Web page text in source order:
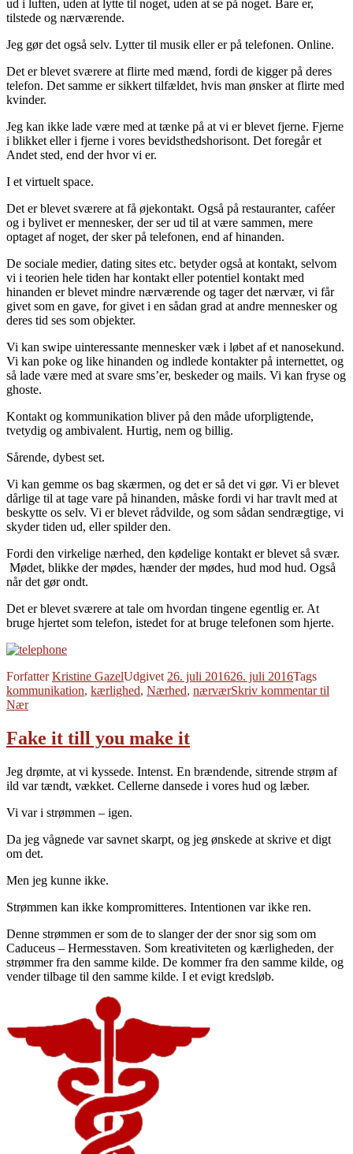
ud i luften, uden at lytte til noget, uden at se på noget. Bare er,
tilstede og nærværende.
Jeg gør det også selv. Lytter til musik eller er på telefonen. Online.
Det er blevet sværere at flirte med mænd, fordi de kigger på deres
telefon. Det samme er sikkert tilfældet, hvis man ønsker at flirte med
kvinder.
Jeg kan ikke lade være med at tænke på at vi er blevet fjerne. Fjerne
i blikket eller i fjerne i vores bevidsthedshorisont. Det foregår et
Andet sted, end der hvor vi er.
I et virtuelt space.
Det er blevet sværere at få øjekontakt. Også på restauranter, caféer
og i bylivet er mennesker, der ser ud til at være sammen, mere
optaget af noget, der sker på telefonen, end af hinanden.
De sociale medier, dating sites etc. betyder også at kontakt, selvom
vi i teorien hele tiden har kontakt eller potentiel kontakt med
hinanden er blevet mindre nærværende og tager det nærvær, vi får
givet som en gave, for givet i en sådan grad at andre mennesker og
deres tid ses som objekter.
Vi kan swipe uinteressante mennesker væk i løbet af et nanosekund.
Vi kan poke og like hinanden og indlede kontakter på internettet, og
så lade være med at svare sms’er, beskeder og mails. Vi kan fryse og
ghoste.
Kontakt og kommunikation bliver på den måde uforpligtende,
tvetydig og ambivalent. Hurtig, nem og billig.
Sårende, dybest set.
Vi kan gemme os bag skærmen, og det er så det vi gør. Vi er blevet
dårlige til at tage vare på hinanden, måske fordi vi har travlt med at
beskytte os selv. Vi er blevet rådvilde, og som sådan sendrægtige, vi
skyder tiden ud, eller spilder den.
Fordi den virkelige nærhed, den kødelige kontakt er blevet så svær.
Mødet, blikke der mødes, hænder der mødes, hud mod hud. Også
når det gør ondt.
Det er blevet sværere at tale om hvordan tingene egentlig er. At
bruge hjertet som telefon, istedet for at bruge telefonen som hjerte.
ForfatterKristine GazelUdgivet 26. juli 201626. juli 2016Tags
kommunikation, kærlighed, Nærhed, nærværSkriv kommentartil
Nær
Fake it till you make it
Jeg drømte, at vi kyssede. Intenst. En brændende, sitrende strøm af
ild var tændt, vækket. Cellerne dansede i vores hud og læber.
Vi var i strømmen – igen.
Da jeg vågnede var savnet skarpt, og jeg ønskede at skrive et digt
om det.
Men jeg kunne ikke.
Strømmen kan ikke kompromitteres. Intentionen var ikke ren.
Denne strømmen er som de to slanger der der snor sig som om
Caduceus – Hermesstaven. Som kreativiteten og kærligheden, der
strømmer fra den samme kilde. De kommer fra den samme kilde, og
vender tilbage til den samme kilde. I et evigt kredsløb.